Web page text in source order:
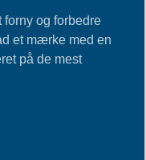
forny og forbedre
et mærke med en
på de mest